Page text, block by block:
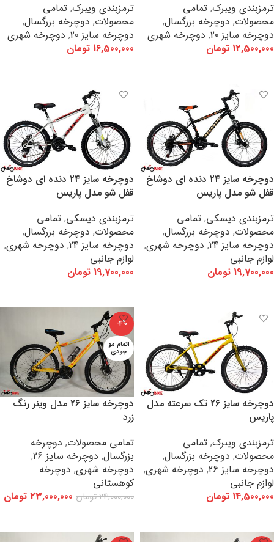
ترمزبندی ویبرک, تمامی
محصولات, دوچرخه بزرگسال,
دوچرخه سایز 20
, دوچرخه شهری
12,500,000 تومان
ترمزبندی ویبرک, تمامی
محصولات, دوچرخه بزرگسال,
دوچرخه سایز 20
, دوچرخه شهری
16,500,000 تومان
دوچرخه سایز 24 دنده ای دوشاخ
قفل شو مدل پاریس
ترمزبندی دیسکی, تمامی
محصولات, دوچرخه بزرگسال,
دوچرخه سایز 24
, دوچرخه شهری,
لوازم جانبی
19,700,000 تومان
دوچرخه سایز 24 دنده ای دوشاخ
قفل شو مدل پاریس
ترمزبندی دیسکی, تمامی
محصولات, دوچرخه بزرگسال,
دوچرخه سایز 24
, دوچرخه شهری,
لوازم جانبی
19,700,000 تومان
دوچرخه سایز 26 تک سرعته مدل
پاریس
ترمزبندی ویبرک, تمامی
محصولات, دوچرخه بزرگسال,
دوچرخه سایز 26
, دوچرخه شهری,
لوازم جانبی
14,500,000 تومان
-4%
اتمام مو
جودی
دوچرخه سایز ۲۶ مدل وینر رنگ
زرد
تمامی محصولات, دوچرخه
بزرگسال, دوچرخه سایز 26
,
دوچرخه شهری, دوچرخه
کوهستانی
24,000,000تومان 23,000,000 تومان